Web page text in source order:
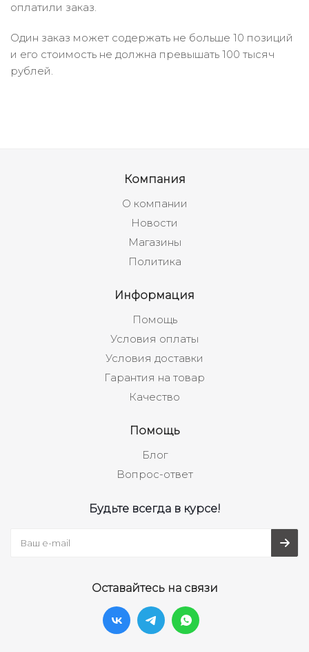
оплатили заказ.
Один заказ может содержать не больше 10 позиций
и его стоимость не должна превышать 100 тысяч
рублей.
Компания
О компании
Новости
Магазины
Политика
Информация
Помощь
Условия оплаты
Условия доставки
Гарантия на товар
Качество
Помощь
Блог
Вопрос-ответ
Будьте всегда в курсе!
Оставайтесь на связи